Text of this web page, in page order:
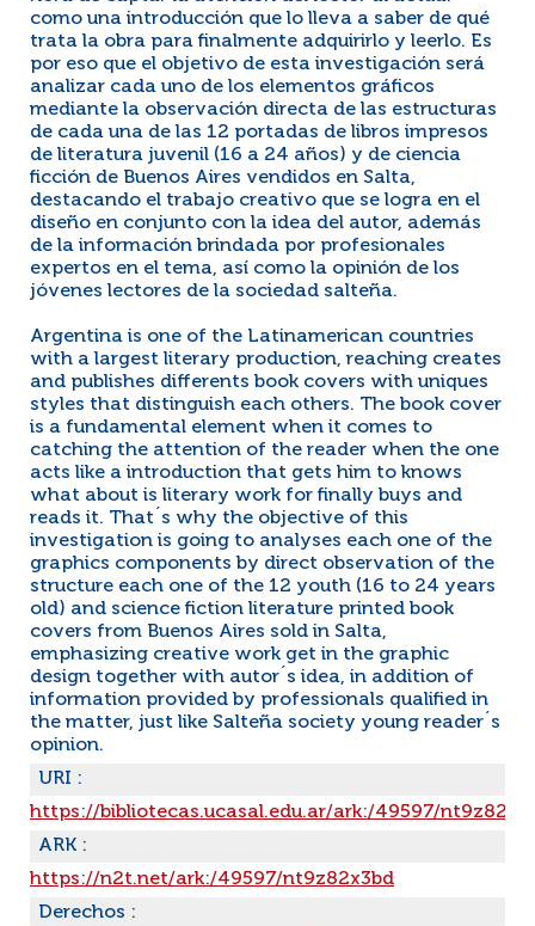
como una introducción que lo lleva a saber de qué
trata la obra para finalmente adquirirlo y leerlo. Es
por eso que el objetivo de esta investigación será
analizar cada uno de los elementos gráficos
mediante la observación directa de las estructuras
de cada una de las 12 portadas de libros impresos
de literatura juvenil (16 a 24 años) y de ciencia
ficción de Buenos Aires vendidos en Salta,
destacando el trabajo creativo que se logra en el
diseño en conjunto con la idea del autor, además
de la información brindada por profesionales
expertos en el tema, así como la opinión de los
jóvenes lectores de la sociedad salteña.
Argentina is one of the Latinamerican countries
with a largest literary production, reaching creates
and publishes differents book covers with uniques
styles that distinguish each others. The book cover
is a fundamental element when it comes to
catching the attention of the reader when the one
acts like a introduction that gets him to knows
what about is literary work for finally buys and
reads it. That´s why the objective of this
investigation is going to analyses each one of the
graphics components by direct observation of the
structure each one of the 12 youth (16 to 24 years
old) and science fiction literature printed book
covers from Buenos Aires sold in Salta,
emphasizing creative work get in the graphic
design together with autor´s idea, in addition of
information provided by professionals qualified in
the matter, just like Salteña society young reader´s
opinion.
URI :
https://bibliotecas.ucasal.edu.ar/ark:/49597/
ARK :
https://n2t.net/ark:/49597/nt9z82x3bd
Derechos :